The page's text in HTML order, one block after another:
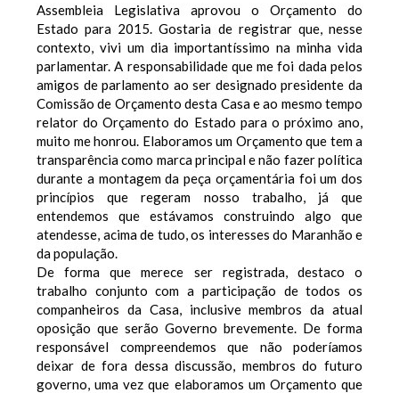
Assembleia Legislativa aprovou o Orçamento do
Estado para 2015. Gostaria de registrar que, nesse
contexto, vivi um dia importantíssimo na minha vida
parlamentar. A responsabilidade que me foi dada pelos
amigos de parlamento ao ser designado presidente da
Comissão de Orçamento desta Casa e ao mesmo tempo
relator do Orçamento do Estado para o próximo ano,
muito me honrou. Elaboramos um Orçamento que tem a
transparência como marca principal e não fazer política
durante a montagem da peça orçamentária foi um dos
princípios que regeram nosso trabalho, já que
entendemos que estávamos construindo algo que
atendesse, acima de tudo, os interesses do Maranhão e
da população.
De forma que merece ser registrada, destaco o
trabalho conjunto com a participação de todos os
companheiros da Casa, inclusive membros da atual
oposição que serão Governo brevemente. De forma
responsável compreendemos que não poderíamos
deixar de fora dessa discussão, membros do futuro
governo, uma vez que elaboramos um Orçamento que